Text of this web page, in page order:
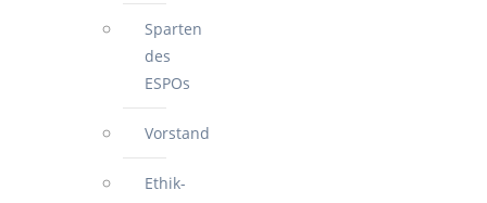
Sparten
des
ESPOs
Vorstand
Ethik-